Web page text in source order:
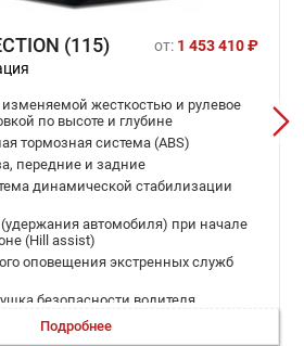
(115) от: 1 453 410 ₽
изменяемой жесткостью и рулевое
по высоте и глубине
тормозная система (ABS)
передние и задние
динамической стабилизации
автомобиля) при начале
(Hill assist)
оповещения экстренных служб
безопасности водителя
водителя и пассажира с
и ограничителями усилия
Подробнее